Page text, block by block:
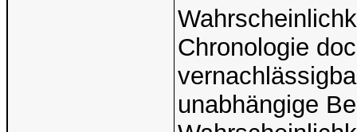
Chronologie
unabhängige